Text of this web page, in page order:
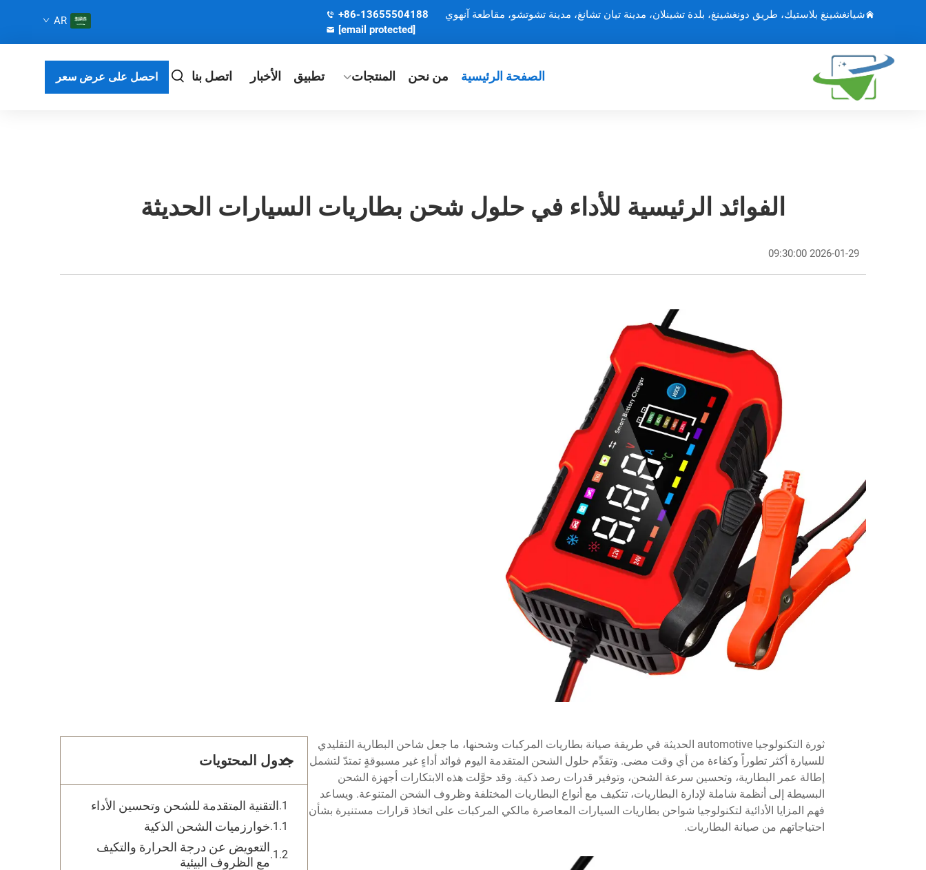
شيانغشينغ بلاستيك، طريق دونغشينغ، بلدة تشينلان، مدينة تيان تشانغ، مدينة تشوتشو، مقاطعة آنهوي
+86-13655504188
[email protected]
AR
الصفحة الرئيسية من نحن المنتجات تطبيق الأخبار اتصل بنا احصل على عرض سعر
الفوائد الرئيسية للأداء في حلول شحن بطاريات السيارات الحديثة
2026-01-29 09:30:00
ثورة التكنولوجيا automotive الحديثة في طريقة صيانة بطاريات المركبات وشحنها، ما جعل شاحن البطارية التقليدي
للسيارة أكثر تطوراً وكفاءة من أي وقت مضى. وتقدِّم حلول الشحن المتقدمة اليوم فوائد أداءٍ غير مسبوقةٍ تمتدّ لتشمل
إطالة عمر البطارية، وتحسين سرعة الشحن، وتوفير قدرات رصد ذكية. وقد حوَّلت هذه الابتكارات أجهزة الشحن
البسيطة إلى أنظمة شاملة لإدارة البطاريات، تتكيف مع أنواع البطاريات المختلفة وظروف الشحن المتنوعة. ويساعد
فهم المزايا الأدائية لتكنولوجيا شواحن بطاريات السيارات المعاصرة مالكي المركبات على اتخاذ قرارات مستنيرة بشأن
احتياجاتهم من صيانة البطاريات.
جدول المحتويات
التقنية المتقدمة للشحن وتحسين الأداء
خوارزميات الشحن الذكية
التعويض عن درجة الحرارة والتكيف
مع الظروف البيئية